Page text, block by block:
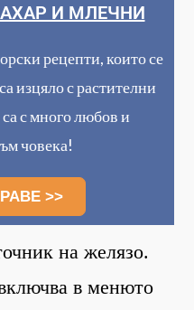
И МЛЕЧНИ
рецепти, които се
изцяло с растителни
с много любов и
човека!
>>
на желязо.
в менюто